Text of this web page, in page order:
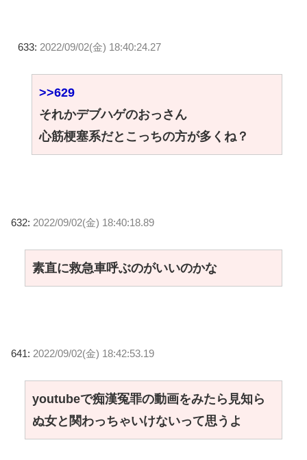
633: 2022/09/02(金) 18:40:24.27
>>629
それかデブハゲのおっさん
心筋梗塞系だとこっちの方が多くね？
632: 2022/09/02(金) 18:40:18.89
素直に救急車呼ぶのがいいのかな
641: 2022/09/02(金) 18:42:53.19
youtubeで痴漢冤罪の動画をみたら見知ら
ぬ女と関わっちゃいけないって思うよ